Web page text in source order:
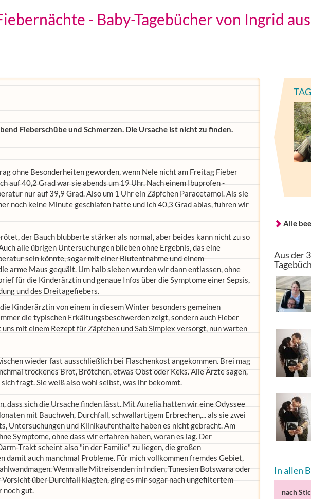
- Baby-Tagebücher von Ingrid
Fieberschübe und Schmerzen. Die Ursache ist nicht zu finden.
ohne Besonderheiten geworden, wenn Nele nicht am Freitag Fieber
auf 40,2 Grad war sie abends um 19 Uhr. Nach einem Ibuprofen -
nur auf 39,9 Grad. Also um 1 Uhr ein Zäpfchen Paracetamol. Als sie
noch keine Minute geschlafen hatte und ich 40,3 Grad ablas, fuhren wir
der Bauch blubberte stärker als normal, aber beides kann nicht zu so
alle übrigen Untersuchungen blieben ohne Ergebnis, das eine
sein könnte, sogar mit einer Blutentnahme und einem
arme Maus gequält. Um halb sieben wurden wir dann entlassen, ohne
für die Kinderärztin und genaue Infos über die Symptome einer Sepsis,
und des Dreitagefiebers.
Kinderärztin von einem in diesem Winter besonders gemeinen
die typischen Erkältungsbeschwerden zeigt, sondern auch Fieber
uns mit einem Rezept für Zäpfchen und Sab Simplex versorgt, nun warten
wieder fast ausschließlich bei Flaschenkost angekommen. Brei mag
trockenes Brot, Brötchen, etwas Obst oder Keks. Alle Ärzte sagen,
fragt. Sie weiß also wohl selbst, was ihr bekommt.
dass sich die Ursache finden lässt. Mit Aurelia hatten wir eine Odyssee
mit Bauchweh, Durchfall, schwallartigem Erbrechen,... als sie zwei
Untersuchungen und Klinikaufenthalte haben es nicht gebracht. Am
Symptome, ohne dass wir erfahren haben, woran es lag. Der
Trakt scheint also "in der Familie" zu liegen, die großen
damit auch manchmal Probleme. Für mich vollkommen fremdes Gebiet,
Wenn alle Mitreisenden in Indien, Tunesien Botswana oder
über Durchfall klagten, ging es mir sogar nach ungefiltertem
noch gut.
Alle
Aus der
In allen
nach